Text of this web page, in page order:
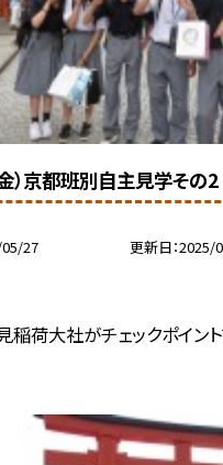
）京都班別自主見学その2
27 更新日 2025/
稲荷大社がチェックポイン